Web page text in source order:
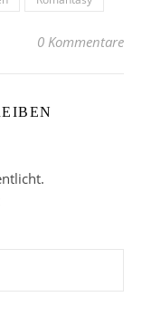
0 Kommentare